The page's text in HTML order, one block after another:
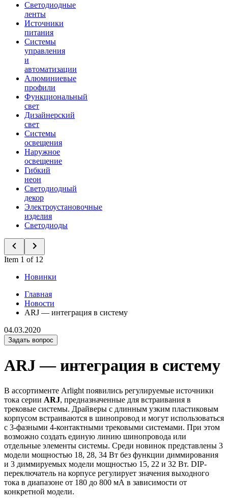
Светодиодные
ленты
Источники
питания
Системы
управления
и
автоматизации
Алюминиевые
профили
Функциональный
свет
Дизайнерский
свет
Системы
освещения
Наружное
освещение
Гибкий
неон
Светодиодный
декор
Электроустановочные
изделия
Светодиоды
Item 1 of 12
Новинки
Главная
Новости
ARJ — интеграция в систему
04.03.2020
Задать вопрос
ARJ — интеграция в систему
В ассортименте Arlight появились регулируемые источники
тока серии ARJ, предназначенные для встраивания в
трековые системы. Драйверы с длинным узким пластиковым
корпусом встраиваются в шинопровод и могут использоваться
с 3-фазными 4-контактными трековыми системами. При этом
возможно создать единую линию шинопровода или
отдельные элементы системы. Среди новинок представлены 3
модели мощностью 18, 28, 34 Вт без функции диммирования
и 3 диммируемых модели мощностью 15, 22 и 32 Вт. DIP-
переключатель на корпусе регулирует значения выходного
тока в диапазоне от 180 до 800 мА в зависимости от
конкретной модели.